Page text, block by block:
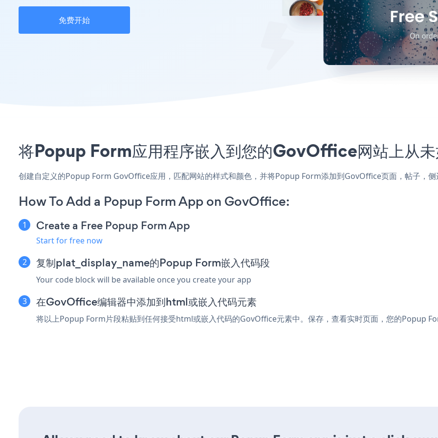
免费开始
将Popup Form应用程序嵌入到您的GovOffice网站上从未
创建自定义的Popup Form GovOffice应用，匹配网站的样式和颜色，并将Popup Form添加到GovOffice页面，帖子，侧
How To Add a Popup Form App on GovOffice:
Create a Free Popup Form App
Start for free now
复制plat_display_name的Popup Form嵌入代码段
Your code block will be available once you create your app
在GovOffice编辑器中添加到html或嵌入代码元素
将以上Popup Form片段粘贴到任何接受html或嵌入代码的GovOffice元素中。保存，查看实时页面，您的Popup